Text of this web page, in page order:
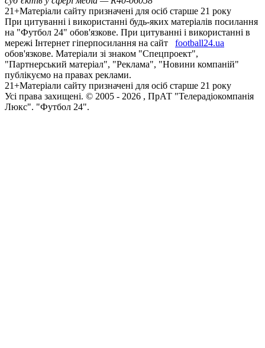
21+Матеріали сайту призначені для осіб старше 21 року
При цитуванні і використанні будь-яких матеріалів посилання
на "Футбол 24" обов'язкове. При цитуванні і використанні в
мережі Інтернет гіперпосилання на сайт
football24.ua
обов'язкове. Матеріали зі знаком "Спецпроект",
"Партнерський матеріал", "Реклама", "Новини компаній"
публікуємо на правах реклами.
21+Матеріали сайту призначені для осіб старше 21 року
Усi права захищенi. © 2005 - 2026 , ПрАТ "Телерадіокомпанія
Люкс". "Футбол 24".